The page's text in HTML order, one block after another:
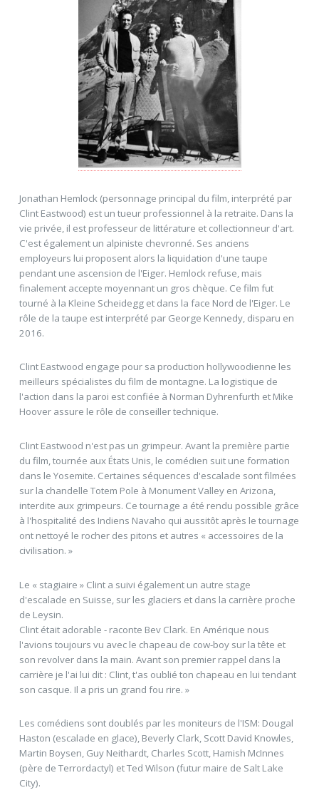
Jonathan Hemlock (personnage principal du film, interprété par
Clint Eastwood) est un tueur professionnel à la retraite. Dans la
vie privée, il est professeur de littérature et collectionneur d'art.
C'est également un alpiniste chevronné. Ses anciens
employeurs lui proposent alors la liquidation d'une taupe
pendant une ascension de l'Eiger. Hemlock refuse, mais
finalement accepte moyennant un gros chèque. Ce film fut
tourné à la Kleine Scheidegg et dans la face Nord de l'Eiger. Le
rôle de la taupe est interprété par George Kennedy, disparu en
2016.
Clint Eastwood engage pour sa production hollywoodienne les
meilleurs spécialistes du film de montagne. La logistique de
l'action dans la paroi est confiée à Norman Dyhrenfurth et Mike
Hoover assure le rôle de conseiller technique.
Clint Eastwood n'est pas un grimpeur. Avant la première partie
du film, tournée aux États Unis, le comédien suit une formation
dans le Yosemite. Certaines séquences d'escalade sont filmées
sur la chandelle Totem Pole à Monument Valley en Arizona,
interdite aux grimpeurs. Ce tournage a été rendu possible grâce
à l'hospitalité des Indiens Navaho qui aussitôt après le tournage
ont nettoyé le rocher des pitons et autres « accessoires de la
civilisation. »
Le « stagiaire » Clint a suivi également un autre stage
d'escalade en Suisse, sur les glaciers et dans la carrière proche
de Leysin.
Clint était adorable - raconte Bev Clark. En Amérique nous
l'avions toujours vu avec le chapeau de cow-boy sur la tête et
son revolver dans la main. Avant son premier rappel dans la
carrière je l'ai lui dit : Clint, t'as oublié ton chapeau en lui tendant
son casque. Il a pris un grand fou rire. »
Les comédiens sont doublés par les moniteurs de l'ISM: Dougal
Haston (escalade en glace), Beverly Clark, Scott David Knowles,
Martin Boysen, Guy Neithardt, Charles Scott, Hamish McInnes
(père de Terrordactyl) et Ted Wilson (futur maire de Salt Lake
City).